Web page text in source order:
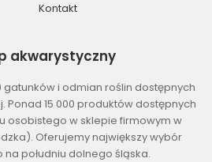
Kontakt
akwarystyczny
i odmian roślin dostępnych
Ponad 15 000 produktów dostępnych
osobistego w sklepie firmowym w
Oferujemy największy wybór
południu dolnego śląska.